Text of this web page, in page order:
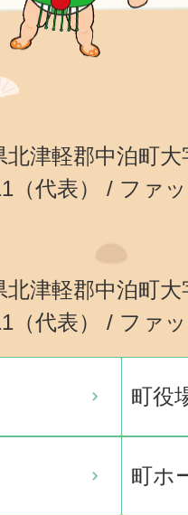
津軽郡中泊町大
（代表） / ファ
津軽郡中泊町大
（代表） / ファ
町役
町ホ